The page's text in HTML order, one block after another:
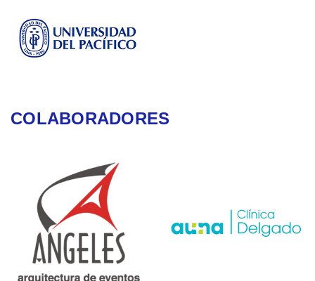
COLABORADORES